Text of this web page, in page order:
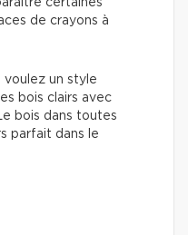
de crayons à
voulez un style
bois clairs avec
bois dans toutes
parfait dans le